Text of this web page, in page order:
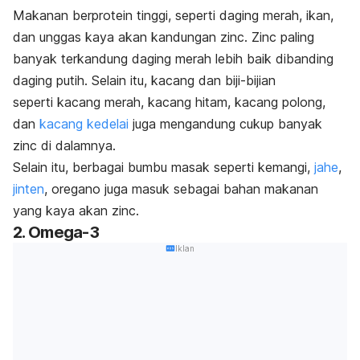
Makanan berprotein tinggi, seperti daging merah, ikan,
dan unggas kaya akan kandungan zinc. Zinc paling
banyak terkandung daging merah lebih baik dibanding
daging putih. Selain itu, kacang dan biji-bijian
seperti kacang merah, kacang hitam, kacang polong,
dan kacang kedelai juga mengandung cukup banyak
zinc di dalamnya.
Selain itu, berbagai bumbu masak seperti kemangi, jahe,
jinten, oregano juga masuk sebagai bahan makanan
yang kaya akan zinc.
2. Omega-3
Iklan